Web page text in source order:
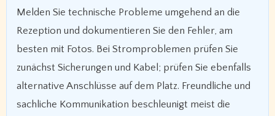
Melden Sie technische Probleme umgehend an die
Rezeption und dokumentieren Sie den Fehler, am
besten mit Fotos. Bei Stromproblemen prüfen Sie
zunächst Sicherungen und Kabel; prüfen Sie ebenfalls
alternative Anschlüsse auf dem Platz. Freundliche und
sachliche Kommunikation beschleunigt meist die